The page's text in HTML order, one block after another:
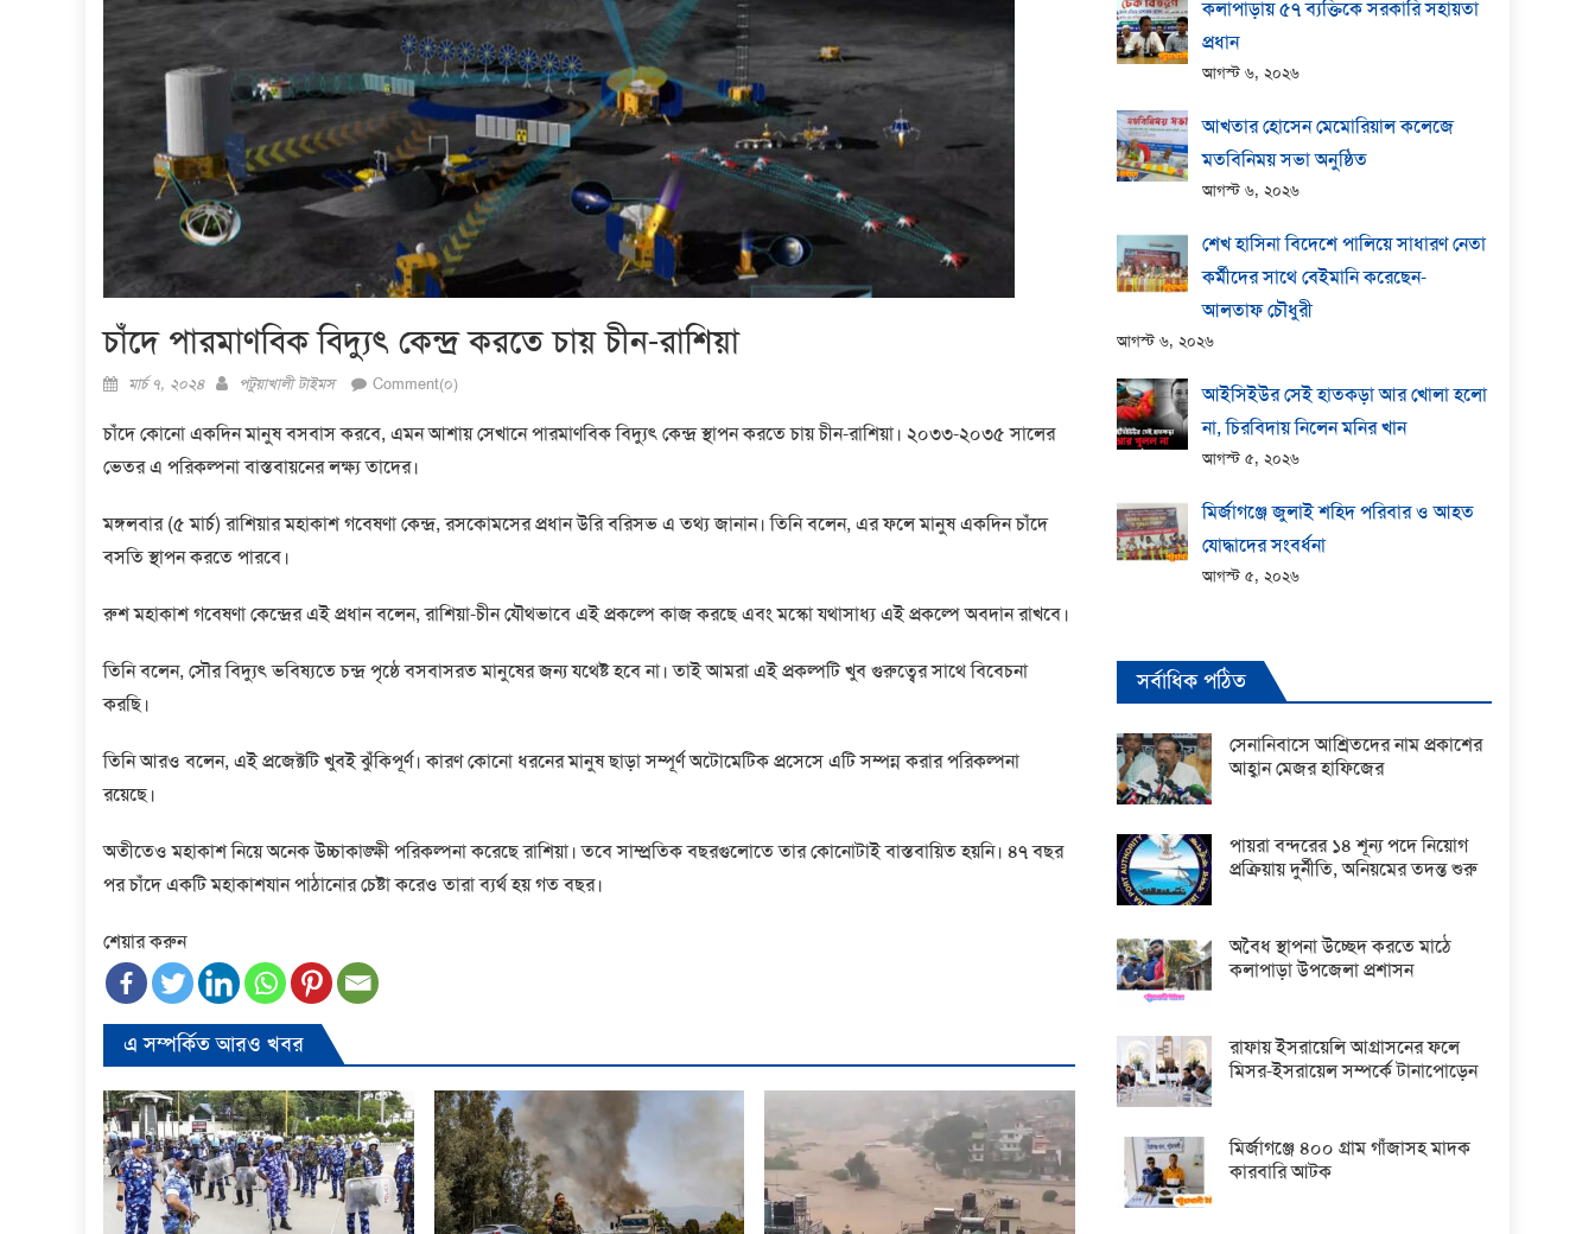
চাঁদে পারমাণবিক বিদ্যুৎ কেন্দ্র করতে চায় চীন-রাশিয়া
Posted
মার্চ ৭, ২০২৪ Author
পটুয়াখালী টাইমস Comment(০)
চাঁদে কোনো একদিন মানুষ বসবাস করবে, এমন আশায় সেখানে পারমাণবিক বিদ্যুৎ কেন্দ্র স্থাপন করতে চায় চীন-রাশিয়া। ২০৩৩-২০৩৫ সালের
ভেতর এ পরিকল্পনা বাস্তবায়নের লক্ষ্য তাদের।
মঙ্গলবার (৫ মার্চ) রাশিয়ার মহাকাশ গবেষণা কেন্দ্র, রসকোমসের প্রধান উরি বরিসভ এ তথ্য জানান। তিনি বলেন, এর ফলে মানুষ একদিন চাঁদে
বসতি স্থাপন করতে পারবে।
রুশ মহাকাশ গবেষণা কেন্দ্রের এই প্রধান বলেন, রাশিয়া-চীন যৌথভাবে এই প্রকল্পে কাজ করছে এবং মস্কো যথাসাধ্য এই প্রকল্পে অবদান রাখবে।
তিনি বলেন, সৌর বিদ্যুৎ ভবিষ্যতে চন্দ্র পৃষ্ঠে বসবাসরত মানুষের জন্য যথেষ্ট হবে না। তাই আমরা এই প্রকল্পটি খুব গুরুত্বের সাথে বিবেচনা
করছি।
তিনি আরও বলেন, এই প্রজেক্টটি খুবই ঝুঁকিপূর্ণ। কারণ কোনো ধরনের মানুষ ছাড়া সম্পূর্ণ অটোমেটিক প্রসেসে এটি সম্পন্ন করার পরিকল্পনা
রয়েছে।
অতীতেও মহাকাশ নিয়ে অনেক উচ্চাকাঙ্ক্ষী পরিকল্পনা করেছে রাশিয়া। তবে সাম্প্রতিক বছরগুলোতে তার কোনোটাই বাস্তবায়িত হয়নি। ৪৭ বছর
পর চাঁদে একটি মহাকাশযান পাঠানোর চেষ্টা করেও তারা ব্যর্থ হয় গত বছর।
শেয়ার করুন
এ সম্পর্কিত আরও খবর
কলাপাড়ায় ​৫৭ ব্যক্তিকে সরকারি সহায়তা
প্রধান
আগস্ট ৬, ২০২৬
আখতার হোসেন মেমোরিয়াল কলেজে
মতবিনিময় সভা অনুষ্ঠিত
আগস্ট ৬, ২০২৬
শেখ হাসিনা বিদেশে পালিয়ে সাধারণ নেতা
কর্মীদের সাথে বেইমানি করেছেন-
আলতাফ চৌধুরী
আগস্ট ৬, ২০২৬
আইসিইউর সেই হাতকড়া আর খোলা হলো
না, চিরবিদায় নিলেন মনির খান
আগস্ট ৫, ২০২৬
মির্জাগঞ্জে জুলাই শহিদ পরিবার ও আহত
যোদ্ধাদের সংবর্ধনা
আগস্ট ৫, ২০২৬
সর্বাধিক পঠিত
সেনানিবাসে আশ্রিতদের নাম প্রকাশের
আহ্বান মেজর হাফিজের
পায়রা বন্দরের ১৪ শূন্য পদে নিয়োগ
প্রক্রিয়ায় দুর্নীতি, অনিয়মের তদন্ত শুরু
অবৈধ স্থাপনা উচ্ছেদ করতে মাঠে
কলাপাড়া উপজেলা প্রশাসন
রাফায় ইসরায়েলি আগ্রাসনের ফলে
মিসর-ইসরায়েল সম্পর্কে টানাপোড়েন
মির্জাগঞ্জে ৪০০ গ্রাম গাঁজাসহ মাদক
কারবারি আটক